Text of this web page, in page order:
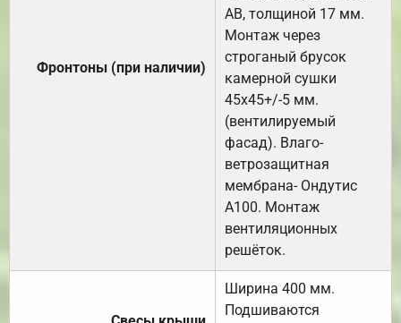
Фронтоны (при наличии)
АВ, толщиной 17 мм.
Монтаж через
строганый брусок
камерной сушки
45х45+/-5 мм.
(вентилируемый
фасад). Влаго-
ветрозащитная
мембрана- Ондутис
А100. Монтаж
вентиляционных
решёток.
Ширина 400 мм.
Подшиваются